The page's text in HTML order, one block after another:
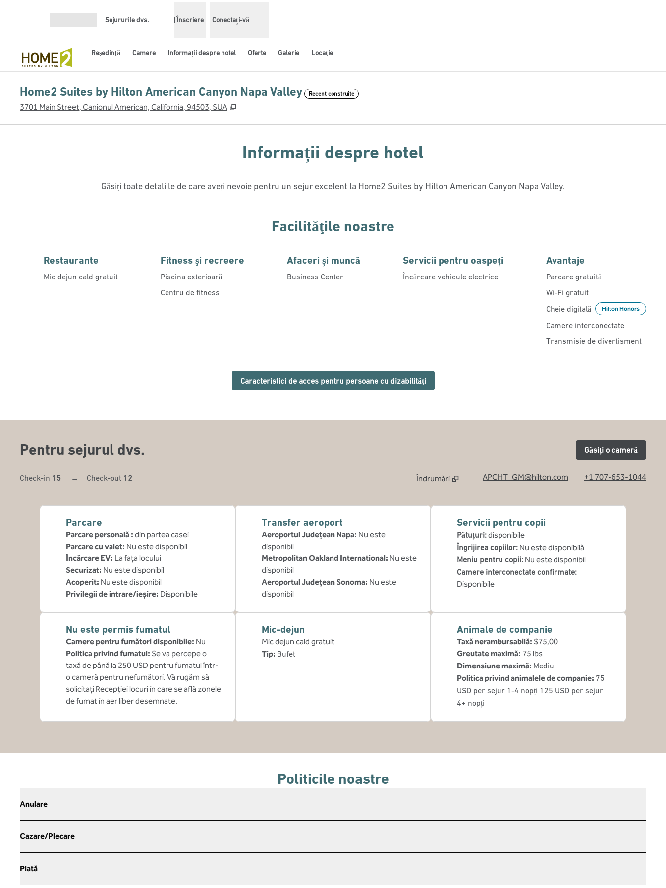
Sejururile dvs. Înscriere Conectați-vă
Reşedinţă Camere Informații despre hotel Oferte Galerie Locaţie
Home2 Suites by Hilton American Canyon Napa Valley Recent construite
3701 Main Street, Canionul American, California, 94503, SUA ,
Informații despre hotel
Găsiți toate detaliile de care aveți nevoie pentru un sejur excelent la Home2 Suites by Hilton American Canyon Napa Valley.
Facilităţile noastre
Restaurante
Mic dejun cald gratuit
Fitness şi recreere
Piscina exterioară
Centru de fitness
Afaceri și muncă
Business Center
Servicii pentru oaspeți
Încărcare vehicule electrice
Avantaje
Parcare gratuită
Wi-Fi gratuit
Cheie digitală
Hilton Honors
Camere interconectate
Transmisie de divertisment
Caracteristici de acces pentru persoane cu dizabilităţi
Pentru sejurul dvs. Găsiți o cameră
Check-in 15 → Check-out 12
Îndrumări
APCHT_GM@hilton.com +1 707-653-1044
Parcare
Parcare personală : din partea casei
Parcare cu valet: Nu este disponibil
Încărcare EV: La fața locului
Securizat: Nu este disponibil
Acoperit: Nu este disponibil
Privilegii de intrare/ieșire: Disponibile
Transfer aeroport
Aeroportul Județean Napa: Nu este
disponibil
Metropolitan Oakland International: Nu este
disponibil
Aeroportul Județean Sonoma: Nu este
disponibil
Servicii pentru copii
Pătuțuri:disponibile
Îngrijirea copiilor: Nu este disponibilă
Meniu pentru copii: Nu este disponibil
Camere interconectate confirmate:
Disponibile
Nu este permis fumatul
Camere pentru fumători disponibile: Nu
Politica privind fumatul: Se va percepe o
taxă de până la 250 USD pentru fumatul într-
o cameră pentru nefumători. Vă rugăm să
solicitați Recepției locuri în care se află zonele
de fumat în aer liber desemnate.
Mic-dejun
Mic dejun cald gratuit
Tip: Bufet
Animale de companie
Taxă nerambursabilă: $75,00
Greutate maximă: 75 lbs
Dimensiune maximă: Mediu
Politica privind animalele de companie: 75
USD per sejur 1-4 nopți 125 USD per sejur
4+ nopți
Politicile noastre
Anulare
Cazare/Plecare
Plată